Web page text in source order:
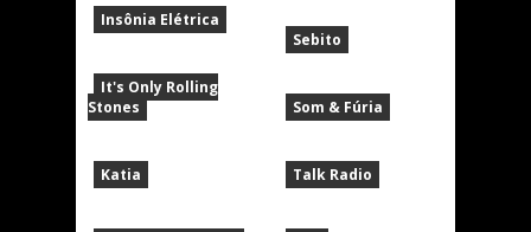
Insônia Elétrica
It's Only Rolling
Stones
Katia
Sebito
Som & Fúria
Talk Radio